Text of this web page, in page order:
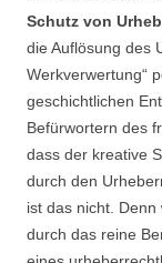
Schutz von
die Auflösung des
Werkverwertung“
geschichtlichen
Befürwortern des
dass der kreative
durch den
ist das nicht.
durch das reine